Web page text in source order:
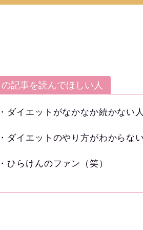
の記事を読んでほしい人
・ダイエットがなかなか続かない
・ダイエットのやり方がわからな
・ひらけんのファン（笑）